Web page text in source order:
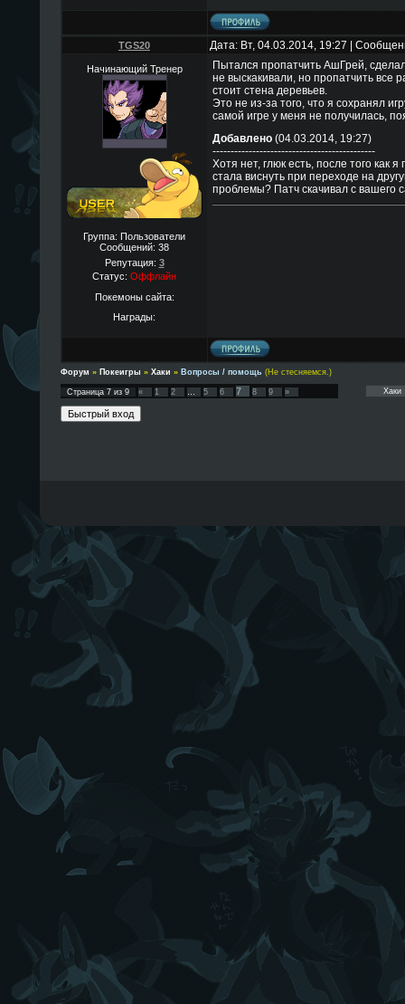
TGS20 Дата: Вт, 04.03.2014, 19:27 |
Начинающий Тренер
Группа: Пользователи
Сообщений: 38
Репутация: 3
Статус: Оффлайн
Покемоны сайта:
Награды:
Пытался пропатчить АшГрей,
не выскакивали, но пропатчить все
стоит стена деревьев.
Это не из-за того, что я сохранял
самой игре у меня не получилась,
Добавлено(04.03.2014, 19:27)
---------------------------------------------
Хотя нет, глюк есть, после того как
стала виснуть при переходе на
проблемы? Патч скачивал с вашего
Форум » Покеигры » Хаки » Вопросы / помощь (Не стесняемся.)
Страница 7из 9 « 1 2 … 5 6 7 8 9 »